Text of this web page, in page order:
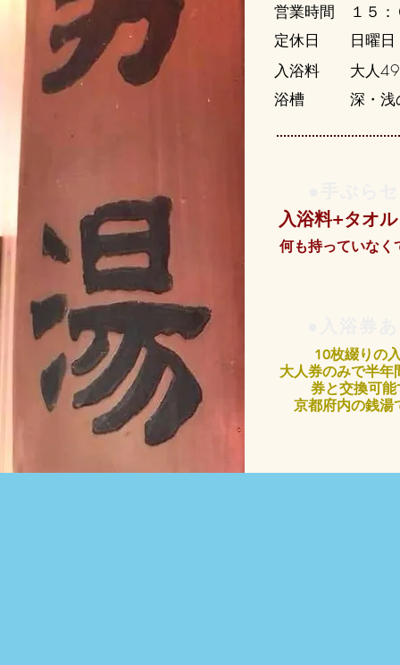
営業時間 １５：
定休日 日曜日
入浴料 大人
浴槽 深・浅
入浴料+タオ
何も持っていなく
10枚綴りの
大人券のみで半年
券と交換可
京都府内の銭湯